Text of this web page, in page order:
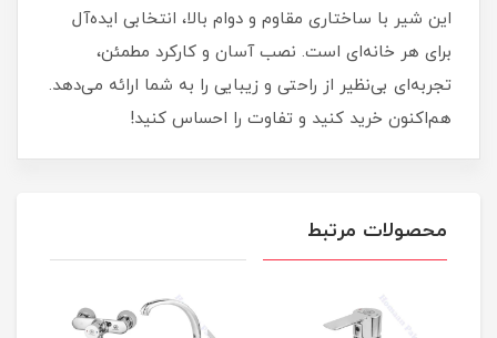
این شیر با ساختاری مقاوم و دوام بالا، انتخابی ایده‌آل
برای هر خانه‌ای است. نصب آسان و کارکرد مطمئن،
تجربه‌ای بی‌نظیر از راحتی و زیبایی را به شما ارائه می‌دهد.
هم‌اکنون خرید کنید و تفاوت را احساس کنید!
محصولات مرتبط